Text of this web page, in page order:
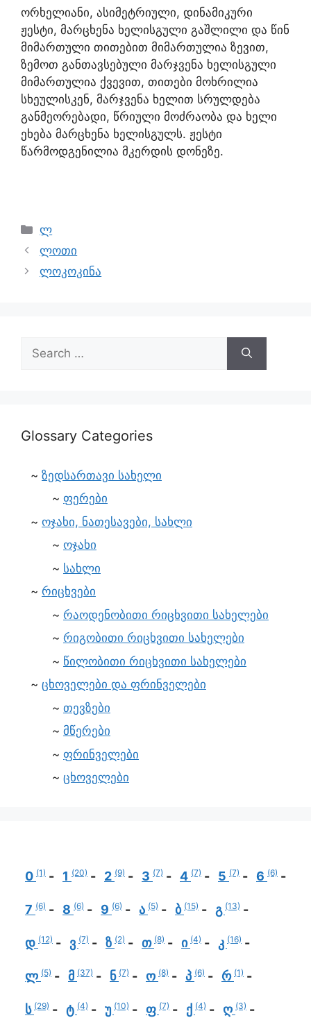
ორხელიანი, ასიმეტრიული, დინამიკური
ჟესტი, მარცხენა ხელისგული გაშლილი და წინ
მიმართული თითებით მიმართულია ზევით,
ზემოთ განთავსებული მარჯვენა ხელისგული
მიმართულია ქვევით, თითები მოხრილია
სხეულისკენ, მარჯვენა ხელით სრულდება
განმეორებადი, წრიული მოძრაობა და ხელი
ეხება მარცხენა ხელისგულს. ჟესტი
წარმოდგენილია მკერდის დონეზე.
ლ
ლოთი
ლოკოკინა
Glossary Categories
ზედსართავი სახელი
ფერები
ოჯახი, ნათესავები, სახლი
ოჯახი
სახლი
რიცხვები
რაოდენობითი რიცხვითი სახელები
რიგობითი რიცხვითი სახელები
წილობითი რიცხვითი სახელები
ცხოველები და ფრინველები
თევზები
მწერები
ფრინველები
ცხოველები
0 (1) 1 (20) 2 (9) 3 (7) 4 (7) 5 (7) 6 (6)
7 (6) 8 (6) 9 (6) ა (5) ბ (15) გ (13)
დ (12) ვ (7) ზ (2) თ (8) ი (4) კ (16)
ლ (5) მ (37) ნ (7) ო (8) პ (6) რ (1)
ს (29) ტ (4) უ (10) ფ (7) ქ (4) ღ (3)